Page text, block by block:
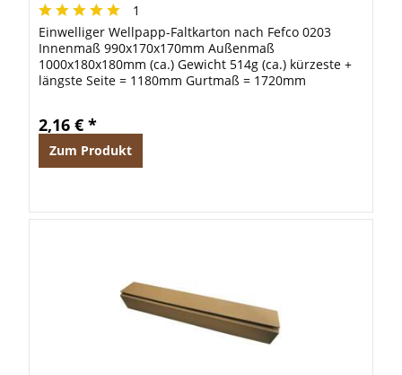
1
Einwelliger Wellpapp-Faltkarton nach Fefco 0203
Innenmaß 990x170x170mm Außenmaß
1000x180x180mm (ca.) Gewicht 514g (ca.) kürzeste +
längste Seite = 1180mm Gurtmaß = 1720mm
2,16 € *
Zum Produkt